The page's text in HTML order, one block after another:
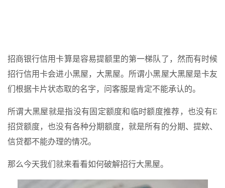
招商银行信用卡算是容易提额里的第一梯队了，然而有时候
招行信用卡会进小黑屋，大黑屋。所谓小黑屋大黑屋是卡友
们根据卡片状态取的名字，问客服是肯定不能承认的。
所谓大黑屋就是指没有固定额度和临时额度推荐，也没有E
招贷额度，也没有各种分期额度，就是所有的分期、提欸、
信贷都不能办理的情况。
那么今天我们就来看看如何破解招行大黑屋。